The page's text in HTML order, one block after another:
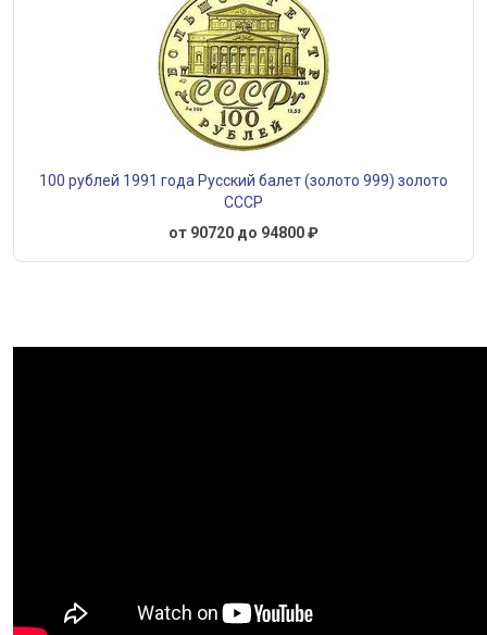
100 рублей 1991 года Русский балет (золото 999) золото
СССР
от 90720 до 94800 ₽